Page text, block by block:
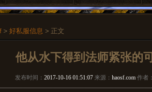
> 好私服信息 > 正文
他从水下得到法师紧张的
发布时间： 2017-10-16 01:51:07 来源： haosf.com 作者